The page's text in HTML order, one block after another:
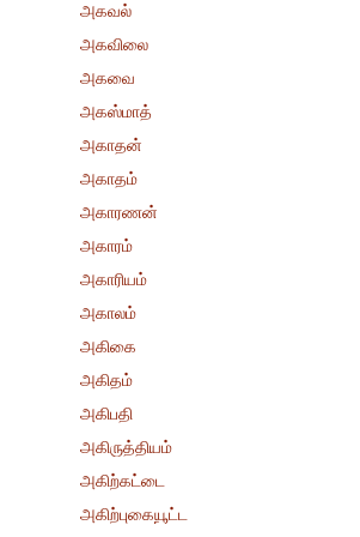
அகவல்
அகவிலை
அகவை
அகஸ்மாத்
அகாதன்
அகாதம்
அகாரணன்
அகாரம்
அகாரியம்
அகாலம்
அகிகை
அகிதம்
அகிபதி
அகிருத்தியம்
அகிற்கட்டை
அகிற்புகையூட்ட